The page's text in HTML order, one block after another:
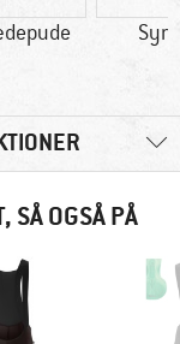
SÅ OGSÅ PÅ